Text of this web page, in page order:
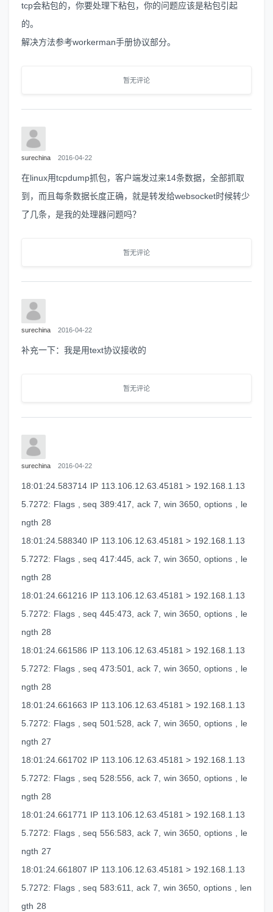
tcp会粘包的，你要处理下粘包，你的问题应该是粘包引起
的。
解决方法参考workerman手册协议部分。
暂无评论
surechina 2016-04-22
在linux用tcpdump抓包，客户端发过来14条数据，全部抓取
到，而且每条数据长度正确，就是转发给websocket时候转少
了几条，是我的处理器问题吗？
暂无评论
surechina 2016-04-22
补充一下：我是用text协议接收的
暂无评论
surechina 2016-04-22
18:01:24.583714 IP 113.106.12.63.45181 > 192.168.1.13
5.7272: Flags , seq 389:417, ack 7, win 3650, options , le
ngth 28
18:01:24.588340 IP 113.106.12.63.45181 > 192.168.1.13
5.7272: Flags , seq 417:445, ack 7, win 3650, options , le
ngth 28
18:01:24.661216 IP 113.106.12.63.45181 > 192.168.1.13
5.7272: Flags , seq 445:473, ack 7, win 3650, options , le
ngth 28
18:01:24.661586 IP 113.106.12.63.45181 > 192.168.1.13
5.7272: Flags , seq 473:501, ack 7, win 3650, options , le
ngth 28
18:01:24.661663 IP 113.106.12.63.45181 > 192.168.1.13
5.7272: Flags , seq 501:528, ack 7, win 3650, options , le
ngth 27
18:01:24.661702 IP 113.106.12.63.45181 > 192.168.1.13
5.7272: Flags , seq 528:556, ack 7, win 3650, options , le
ngth 28
18:01:24.661771 IP 113.106.12.63.45181 > 192.168.1.13
5.7272: Flags , seq 556:583, ack 7, win 3650, options , le
ngth 27
18:01:24.661807 IP 113.106.12.63.45181 > 192.168.1.13
5.7272: Flags , seq 583:611, ack 7, win 3650, options , len
gth 28